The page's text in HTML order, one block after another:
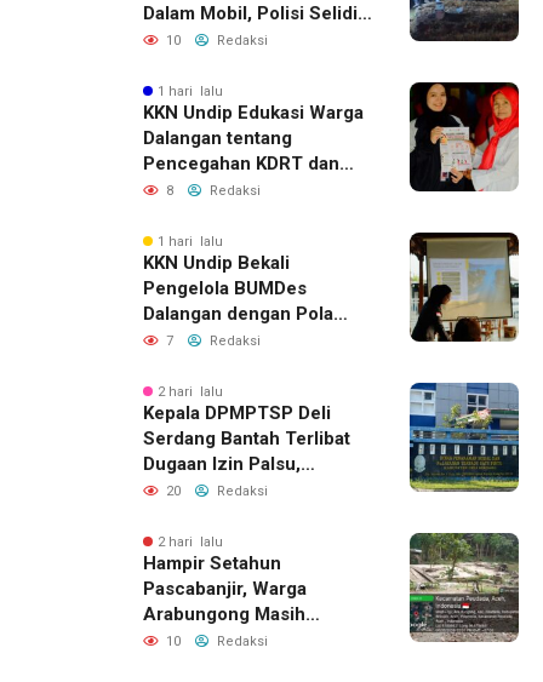
Dalam Mobil, Polisi Selidiki
Dugaan Keterkaitan
10 Redaksi
1 hari lalu
KKN Undip Edukasi Warga
Dalangan tentang
Pencegahan KDRT dan
Komunikasi Keluarga
8 Redaksi
1 hari lalu
KKN Undip Bekali
Pengelola BUMDes
Dalangan dengan Pola
Pikir Inovatif
7 Redaksi
2 hari lalu
Kepala DPMPTSP Deli
Serdang Bantah Terlibat
Dugaan Izin Palsu,
Tegaskan Proses
Jalur Resmi
20 Redaksi
2 hari lalu
Hampir Setahun
Pascabanjir, Warga
Arabungong Masih
Menunggu Bantuan
10 Redaksi